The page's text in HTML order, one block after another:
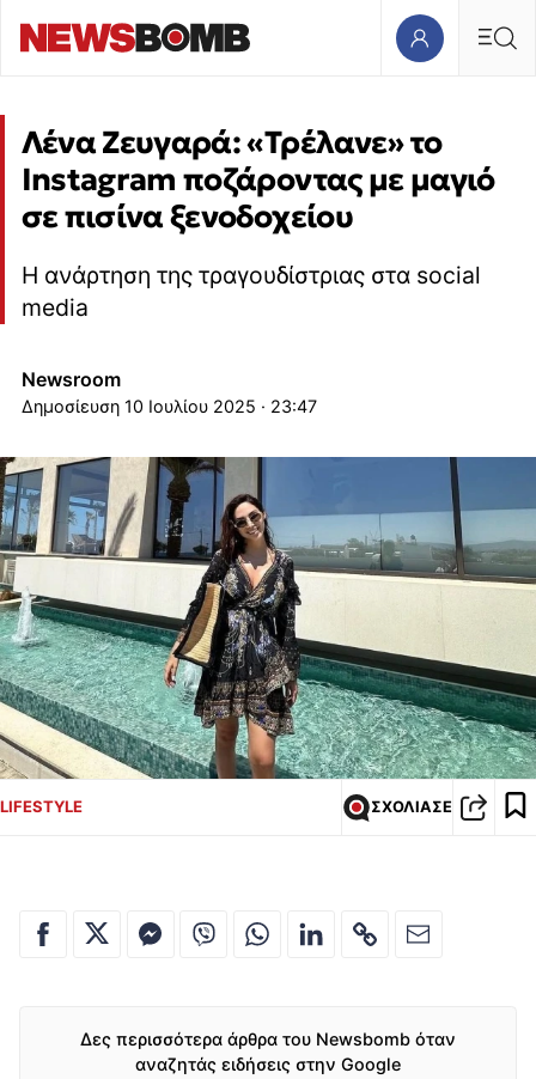
Λένα Ζευγαρά: «Τρέλανε» το
Instagram ποζάροντας με μαγιό
σε πισίνα ξενοδοχείου
Η ανάρτηση της τραγουδίστριας στα social
media
Newsroom
10 Ιουλίου 2025 · 23:47
LIFESTYLE ΣΧΟΛΙΑΣΕ
Δες περισσότερα άρθρα του Newsbomb όταν
αναζητάς ειδήσεις στην Google